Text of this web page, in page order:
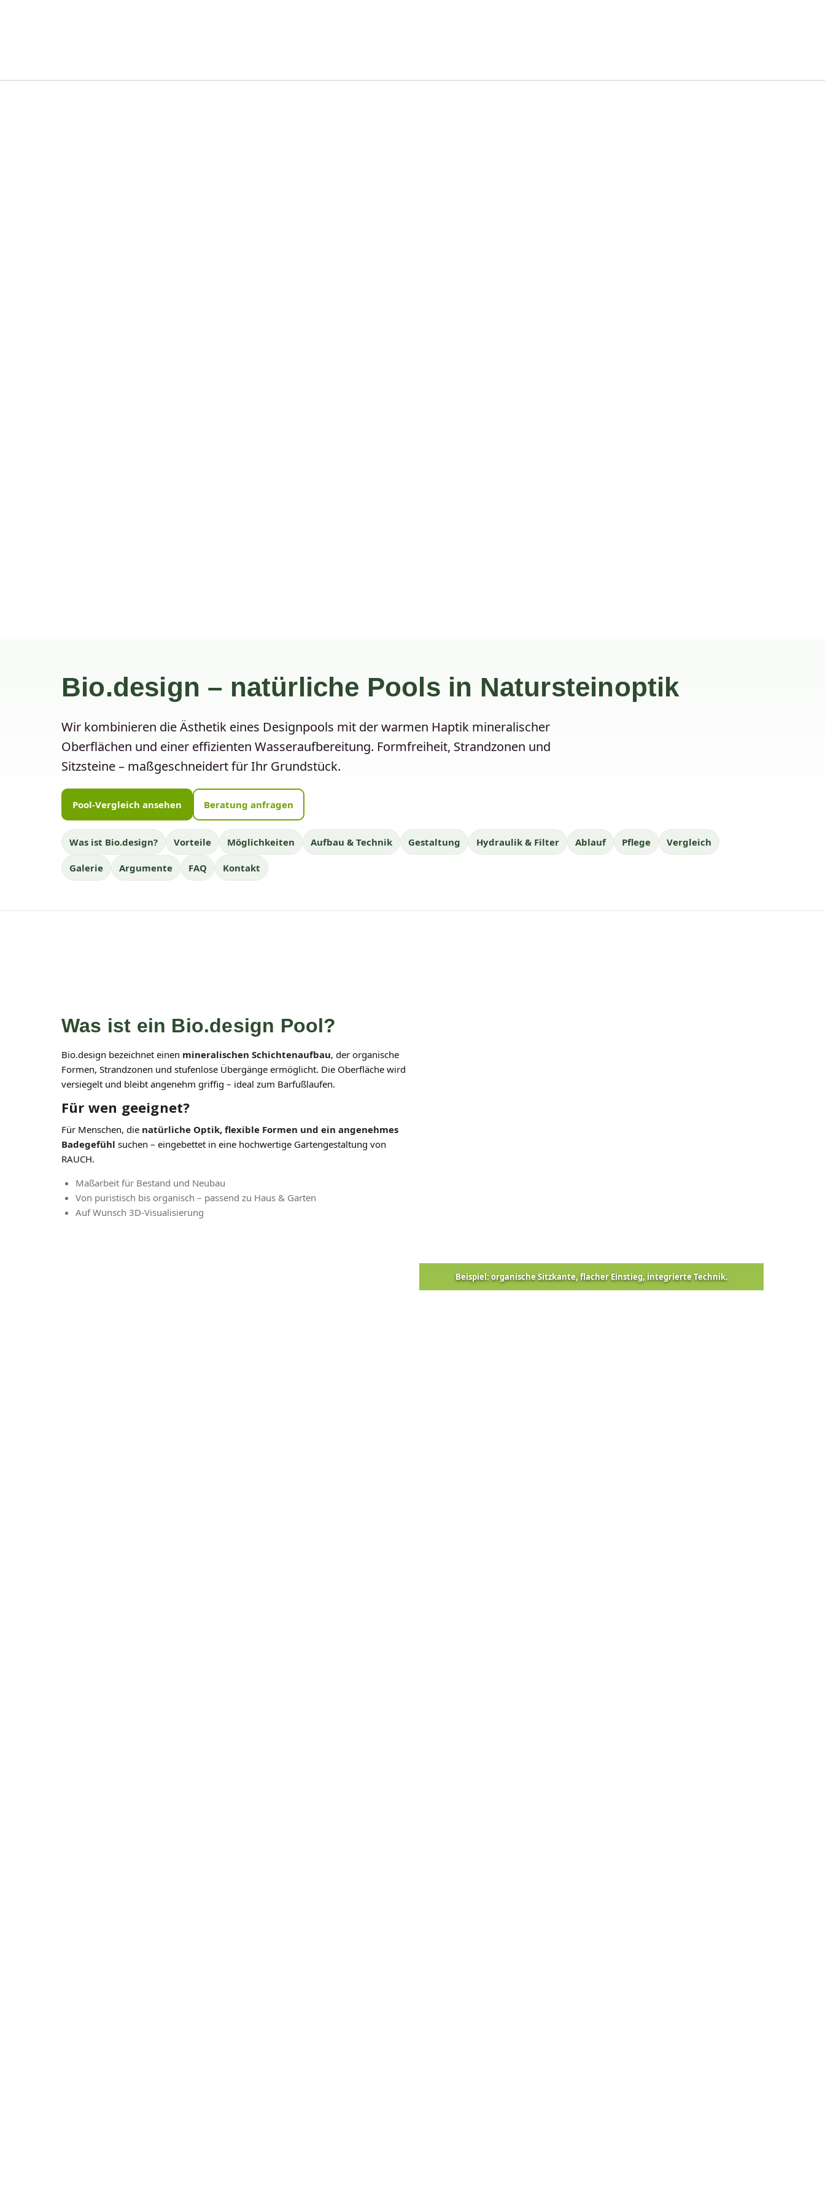
Bio.design – natürliche Pools in Natursteinoptik
Wir kombinieren die Ästhetik eines Designpools mit der warmen Haptik mineralischer
Oberflächen und einer effizienten Wasseraufbereitung. Formfreiheit, Strandzonen und
Sitzsteine – maßgeschneidert für Ihr Grundstück.
Pool-Vergleich ansehen Beratung anfragen
Was ist Bio.design? Vorteile Möglichkeiten Aufbau & Technik Gestaltung Hydraulik & Filter Ablauf Pflege Vergleich
Galerie Argumente FAQ Kontakt
Was ist ein Bio.design Pool?
Bio.design bezeichnet einen mineralischen Schichtenaufbau, der organische
Formen, Strandzonen und stufenlose Übergänge ermöglicht. Die Oberfläche wird
versiegelt und bleibt angenehm griffig – ideal zum Barfußlaufen.
Für wen geeignet?
Für Menschen, die natürliche Optik, flexible Formen und ein angenehmes
Badegefühl suchen – eingebettet in eine hochwertige Gartengestaltung von
RAUCH.
Maßarbeit für Bestand und Neubau
Von puristisch bis organisch – passend zu Haus & Garten
Auf Wunsch 3D-Visualisierung
Beispiel: organische Sitzkante, flacher Einstieg, integrierte Technik.